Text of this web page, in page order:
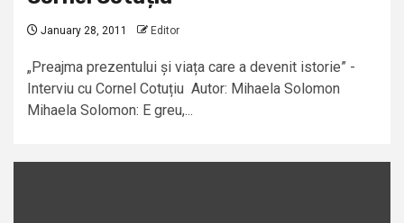
January 28, 2011 Editor
„Preajma prezentului și viața care a devenit istorie” -
Interviu cu Cornel Cotuțiu Autor: Mihaela Solomon
Mihaela Solomon: E greu,...